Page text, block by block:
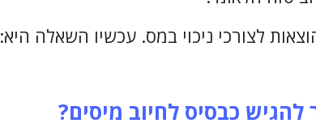
לצורכי ניכוי במס. עכשיו השאלה היא:
כבסיס לחיוב מיסים?